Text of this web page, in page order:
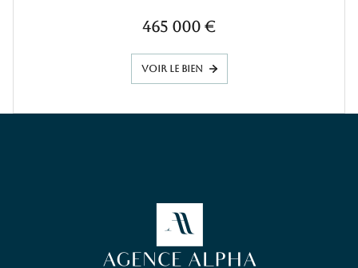
465 000 €
VOIR LE BIEN